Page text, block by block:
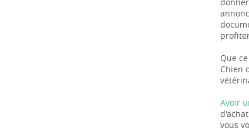
Que
Chien
Avoir
vous